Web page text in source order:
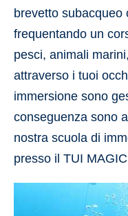
brevetto subacqueo
frequentando un
pesci, animali
attraverso i tuoi
immersione sono
conseguenza sono
nostra scuola di
presso il TUI